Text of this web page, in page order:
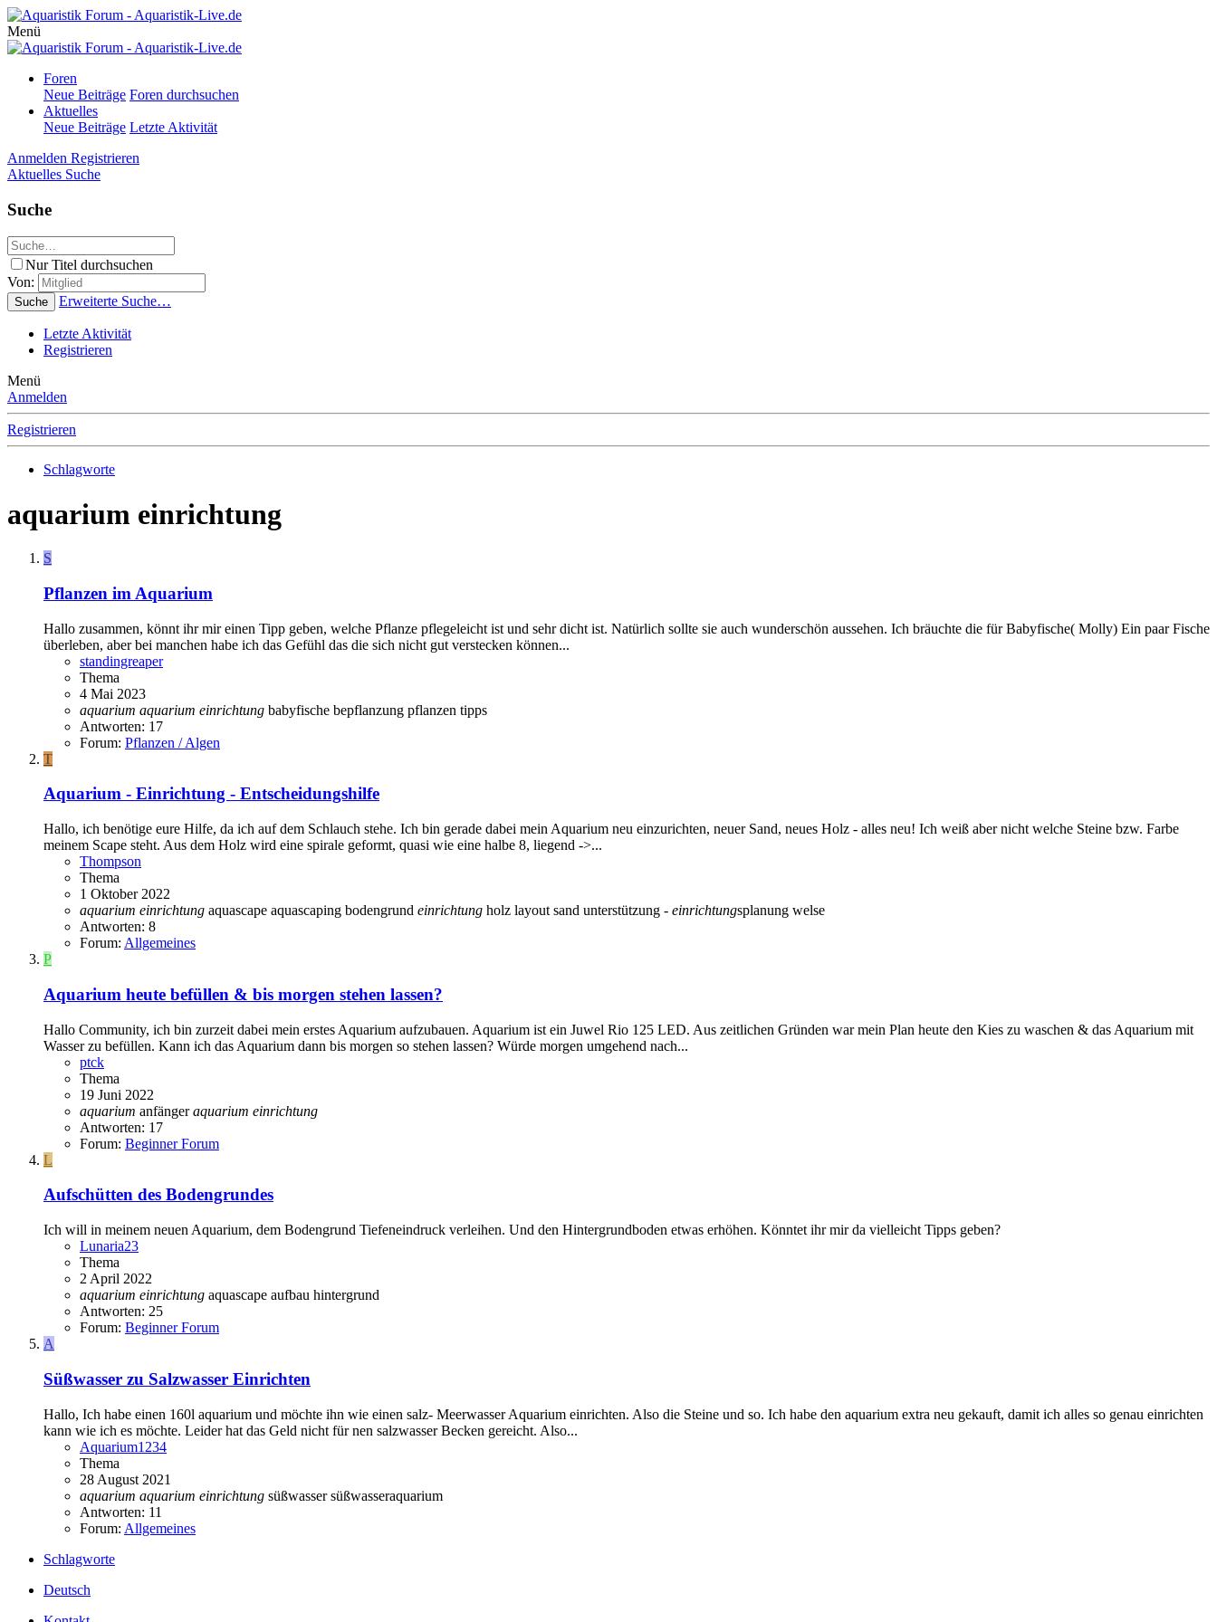
Menü
Foren
Neue Beiträge Foren durchsuchen
Aktuelles
Neue Beiträge Letzte Aktivität
Anmelden Registrieren
Aktuelles Suche
Suche
Nur Titel durchsuchen
Von:
Suche Erweiterte Suche…
Letzte Aktivität
Registrieren
Menü
Anmelden
Registrieren
Schlagworte
aquarium einrichtung
S
Pflanzen im Aquarium
Hallo zusammen, könnt ihr mir einen Tipp geben, welche Pflanze pflegeleicht ist und sehr dicht ist. Natürlich sollte sie auch wunderschön aussehen. Ich bräuchte die für Babyfische( Molly) Ein paar Fische
überleben, aber bei manchen habe ich das Gefühl das die sich nicht gut verstecken können...
standingreaper
Thema
4 Mai 2023
aquarium aquarium einrichtung babyfische bepflanzung pflanzen tipps
Antworten: 17
Forum: Pflanzen / Algen
T
Aquarium - Einrichtung - Entscheidungshilfe
Hallo, ich benötige eure Hilfe, da ich auf dem Schlauch stehe. Ich bin gerade dabei mein Aquarium neu einzurichten, neuer Sand, neues Holz - alles neu! Ich weiß aber nicht welche Steine bzw. Farbe
meinem Scape steht. Aus dem Holz wird eine spirale geformt, quasi wie eine halbe 8, liegend ->...
Thompson
Thema
1 Oktober 2022
aquarium einrichtung aquascape aquascaping bodengrund einrichtung holz layout sand unterstützung - einrichtungsplanung welse
Antworten: 8
Forum: Allgemeines
P
Aquarium heute befüllen & bis morgen stehen lassen?
Hallo Community, ich bin zurzeit dabei mein erstes Aquarium aufzubauen. Aquarium ist ein Juwel Rio 125 LED. Aus zeitlichen Gründen war mein Plan heute den Kies zu waschen & das Aquarium mit
Wasser zu befüllen. Kann ich das Aquarium dann bis morgen so stehen lassen? Würde morgen umgehend nach...
ptck
Thema
19 Juni 2022
aquarium anfängeraquarium einrichtung
Antworten: 17
Forum: Beginner Forum
L
Aufschütten des Bodengrundes
Ich will in meinem neuen Aquarium, dem Bodengrund Tiefeneindruck verleihen. Und den Hintergrundboden etwas erhöhen. Könntet ihr mir da vielleicht Tipps geben?
Lunaria23
Thema
2 April 2022
aquarium einrichtung aquascape aufbau hintergrund
Antworten: 25
Forum: Beginner Forum
A
Süßwasser zu Salzwasser Einrichten
Hallo, Ich habe einen 160l aquarium und möchte ihn wie einen salz- Meerwasser Aquarium einrichten. Also die Steine und so. Ich habe den aquarium extra neu gekauft, damit ich alles so genau einrichten
kann wie ich es möchte. Leider hat das Geld nicht für nen salzwasser Becken gereicht. Also...
Aquarium1234
Thema
28 August 2021
aquarium aquarium einrichtung süßwassersüßwasseraquarium
Antworten: 11
Forum: Allgemeines
Schlagworte
Deutsch